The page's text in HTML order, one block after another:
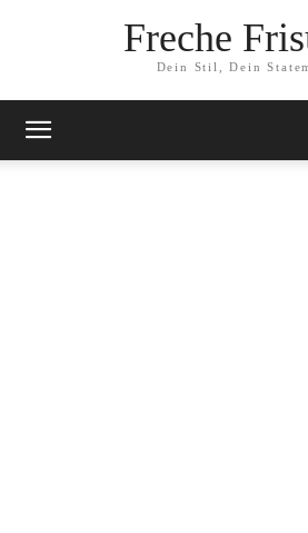
Freche
Dein Stil, Dein